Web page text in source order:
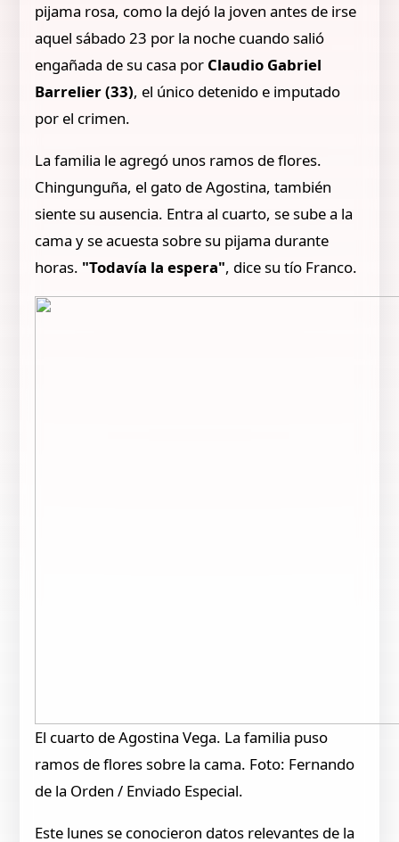
pijama rosa, como la dejó la joven antes de irse
aquel sábado 23 por la noche cuando salió
engañada de su casa por Claudio Gabriel
Barrelier (33), el único detenido e imputado
por el crimen.
La familia le agregó unos ramos de flores.
Chingunguña, el gato de Agostina, también
siente su ausencia. Entra al cuarto, se sube a la
cama y se acuesta sobre su pijama durante
horas. "Todavía la espera", dice su tío Franco.
El cuarto de Agostina Vega. La familia puso
ramos de flores sobre la cama. Foto: Fernando
de la Orden / Enviado Especial.
Este lunes se conocieron datos relevantes de la